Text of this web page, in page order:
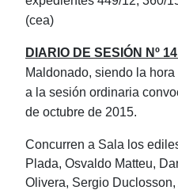
(cea)
DIARIO DE SESIÓN Nº
Maldonado, siendo la
a la sesión ordinaria
de octubre de 2015.
Concurren a Sala los
Plada, Osvaldo Matteu,
Olivera, Sergio